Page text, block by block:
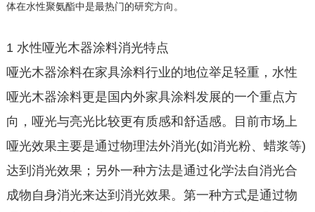
体在水性聚氨酯中是最热门的研究方向。
1 水性哑光木器涂料消光特点
哑光木器涂料在家具涂料行业的地位举足轻重，水性
哑光木器涂料更是国内外家具涂料发展的一个重点方
向，哑光与亮光比较更有质感和舒适感。目前市场上
哑光效果主要是通过物理法外消光(如消光粉、蜡浆等)
达到消光效果；另外一种方法是通过化学法自消光合
成物自身消光来达到消光效果。第一种方式是通过物